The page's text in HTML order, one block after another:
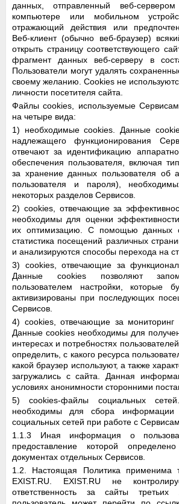
данных, отправленный веб-
компьютере или мобильном
отражающий действия или
Веб-клиент (обычно веб-браузер)
открыть страницу соответствующего
фрагмент данных веб-серверу в
Пользователи могут удалять
своему желанию. Cookies не
личности посетителя сайта.
Файлы cookies, используемые
на четыре вида:
1) необходимые cookies. Данные
надлежащего функционирования
отвечают за идентификацию
обеспечения пользователя, включая
за хранение данных пользователя об
пользователя и пароля),
некоторых разделов Сервисов.
2) cookies, отвечающие за
необходимы для оценки
их оптимизацию. С помощью данных
статистика посещений различных
и анализируются способы перехода на
3) cookies, отвечающие за
Данные cookies позволяют
пользователем настройки, которые
активизированы при последующих
Сервисов.
4) cookies, отвечающие за мониторинг
Данные cookies необходимы для
интересах и потребностях
определить, с какого ресурса
какой браузер используют, а также
загружались с сайта. Данная
условиях анонимности сторонними
5) cookies-файлы социальных
необходимы для сбора информации
социальных сетей при работе с
1.1.3 Иная информация о
предоставление которой
документах отдельных Сервисов.
1.2. Настоящая Политика применима
EXIST.RU. EXIST.RU не
ответственность за сайты